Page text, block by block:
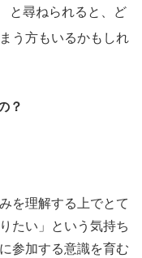
と尋ねられると、ど
う方もいるかもしれ
？
を理解する上でとて
たい」という気持ち
参加する意識を育む